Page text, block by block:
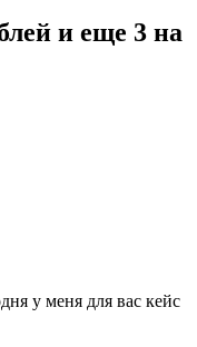
и еще 3 на
у меня для вас кейс